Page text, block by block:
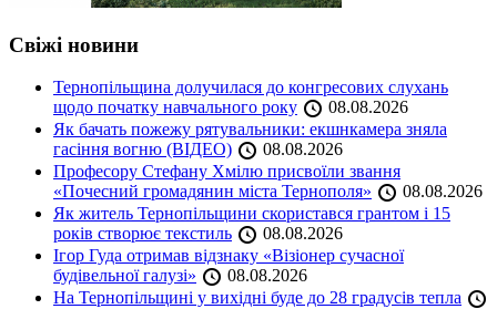
Свіжі новини
Тернопільщина долучилася до конгресових слухань
щодо початку навчального року
08.08.2026
Як бачать пожежу рятувальники: екшнкамера зняла
гасіння вогню (ВІДЕО)
08.08.2026
Професору Стефану Хмілю присвоїли звання
«Почесний громадянин міста Тернополя»
08.08.2026
Як житель Тернопільщини скористався грантом і 15
років створює текстиль
08.08.2026
Ігор Гуда отримав відзнаку «Візіонер сучасної
будівельної галузі»
08.08.2026
На Тернопільщині у вихідні буде до 28 градусів тепла